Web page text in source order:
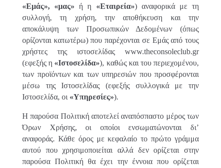
«Eμάς», «μας»ή η «Εταιρεία») αναφορικά με τη
συλλογή, τη χρήση, την αποθήκευση και την
αποκάλυψη των Προσωπικών Δεδομένων (όπως
ορίζονται κατωτέρω) που παρέχονται σε Εμάς από τους
χρήστες της ιστοσελίδας www.theconsoleclub.gr
(εφεξής η «Ιστοσελίδα»), καθώς και του περιεχομένου,
των προϊόντων και των υπηρεσιών που προσφέρονται
μέσω της Ιστοσελίδας (εφεξής συλλογικά με την
Ιστοσελίδα, οι «Υπηρεσίες»).
Η παρούσα Πολιτική αποτελεί αναπόσπαστο μέρος των
Όρων Χρήσης, οι οποίοι ενσωματώνονται δι’
αναφοράς. Κάθε όρος με κεφαλαίο το πρώτο γράμμα
αυτού που χρησιμοποιείται αλλά δεν ορίζεται στην
παρούσα Πολιτική θα έχει την έννοια που ορίζεται